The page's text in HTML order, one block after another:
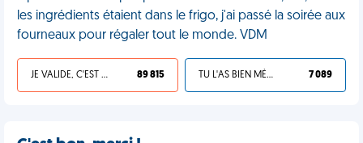
les ingrédients étaient dans le frigo, j'ai passé la soirée aux
fourneaux pour régaler tout le monde. VDM
JE VALIDE, C'EST UNE VDM 89 815 TU L'AS BIEN MÉRITÉ 7 089